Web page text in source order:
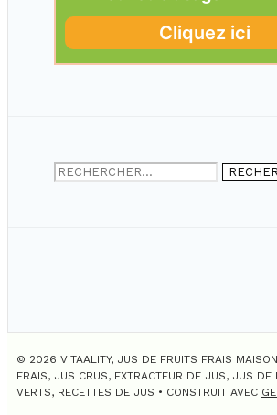
Rechercher :
© 2026 VITAALITY, JUS DE FRUITS FRAIS
FRAIS, JUS CRUS, EXTRACTEUR DE JUS, JUS DE
VERTS, RECETTES DE JUS • CONSTRUIT AVEC